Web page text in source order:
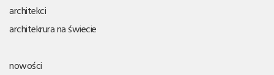
architekci
architekrura na świecie
nowości